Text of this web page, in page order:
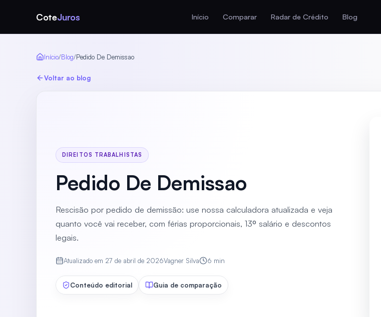
CoteJuros Início Comparar Radar de Crédito Blog
Início/Blog/Pedido De Demissao
Voltar ao blog
DIREITOS TRABALHISTAS
Pedido De Demissao
Rescisão por pedido de demissão: use nossa calculadora atualizada e veja
quanto você vai receber, com férias proporcionais, 13º salário e descontos
legais.
Atualizado em 27 de abril de 2026Vagner Silva 6 min
Conteúdo editorial Guia de comparação